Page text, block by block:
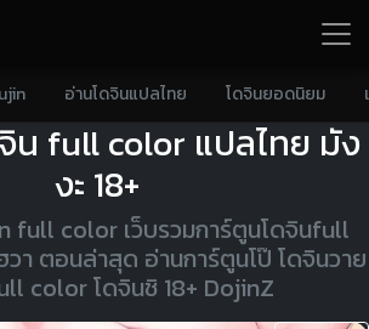
อ่านโดจินแปลไทย โดจินยอดนิยม
น full color แปลไทย มัง
งะ 18+
full color เว็บรวมการ์ตูนโดจินfull
า ตอนล่าสุด อ่านการ์ตูนโป๊ โดจินวาย
color โดจินชิ 18+ DojinZ